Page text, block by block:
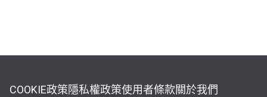
COOKIE政策隱私權政策使用者條款關於我們